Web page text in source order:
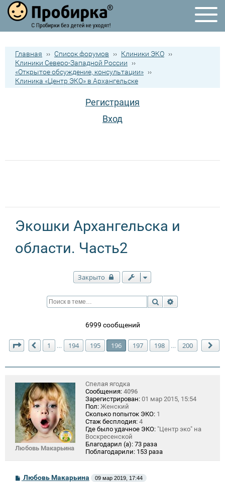
Главная ›› Список форумов ›› Клиники ЭКО ››
Клиники Северо-Западной России
››
«Открытое обсуждение, консультации» ››
Клиника «Центр ЭКО» в Архангельске
Регистрация
Вход
Экошки Архангельска и
области. Часть2
Закрыто
Поиск
6999 сообщений
Страница 196 из200
Пред.
1 … 194 195 196 197 198 … 200
Любовь Макарьина
Спелая ягодка
Сообщения: 4096
Зарегистрирован: 01 мар 2015, 15:54
Пол: Женский
Сколько попыток ЭКО: 1
Стаж бесплодия: 4
Где было удачное ЭКО: "Центр эко" на
Воскресенской
Благодарил (а): 73 раза
Поблагодарили: 153 раза
С
Любовь Макарьина 09 мар 2019, 17:44